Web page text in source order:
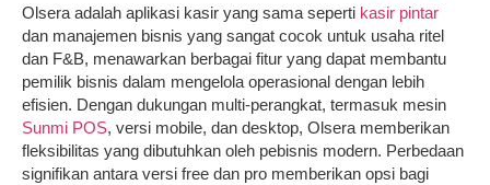
Olsera adalah aplikasi kasir yang sama seperti kasir pintar
dan manajemen bisnis yang sangat cocok untuk usaha ritel
dan F&B, menawarkan berbagai fitur yang dapat membantu
pemilik bisnis dalam mengelola operasional dengan lebih
efisien. Dengan dukungan multi-perangkat, termasuk mesin
Sunmi POS, versi mobile, dan desktop, Olsera memberikan
fleksibilitas yang dibutuhkan oleh pebisnis modern. Perbedaan
signifikan antara versi free dan pro memberikan opsi bagi